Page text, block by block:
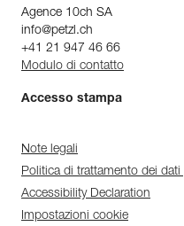
Agence 10ch SA
info@petzl.ch
+41 21 947 46 66
Modulo di contatto
Accesso stampa
Note legali
Politica di trattamento dei
Accessibility Declaration
Impostazioni cookie